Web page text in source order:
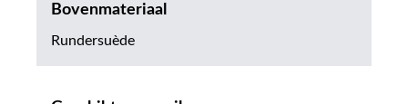
Bovenmateriaal
Rundersuède